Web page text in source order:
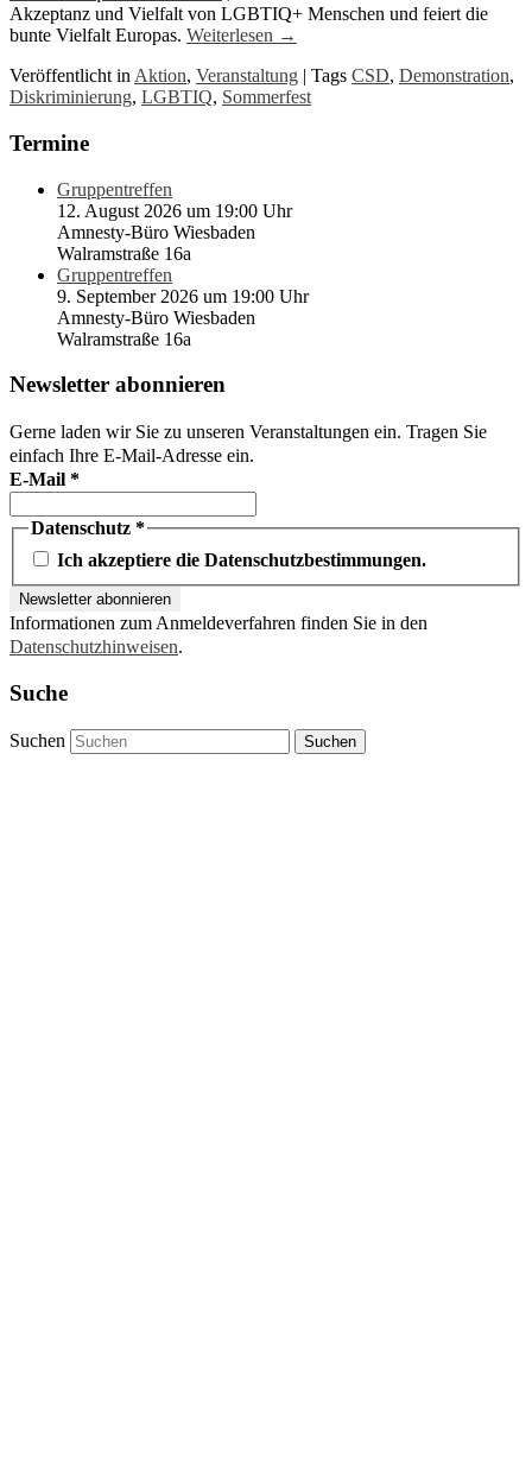
Akzeptanz und Vielfalt von LGBTIQ+ Menschen und feiert die
bunte Vielfalt Europas. Weiterlesen →
Veröffentlicht in Aktion, Veranstaltung | Tags CSD, Demonstration,
Diskriminierung, LGBTIQ, Sommerfest
Termine
Gruppentreffen
12. August 2026 um 19:00 Uhr
Amnesty-Büro Wiesbaden
Walramstraße 16a
Gruppentreffen
9. September 2026 um 19:00 Uhr
Amnesty-Büro Wiesbaden
Walramstraße 16a
Newsletter abonnieren
Gerne laden wir Sie zu unseren Veranstaltungen ein. Tragen Sie
einfach Ihre E-Mail-Adresse ein.
E-Mail *
Datenschutz *
Ich akzeptiere die Datenschutzbestimmungen.
Informationen zum Anmeldeverfahren finden Sie in den
Datenschutzhinweisen.
Suche
Suchen